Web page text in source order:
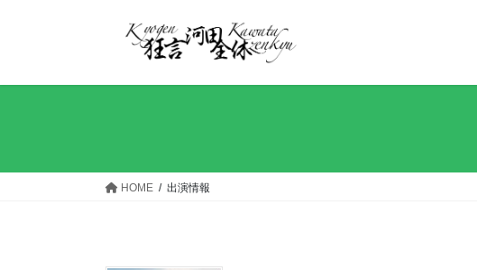
HOME 出演情報